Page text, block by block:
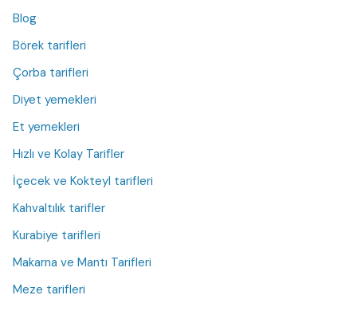
Blog
Börek tarifleri
Çorba tarifleri
Diyet yemekleri
Et yemekleri
Hızlı ve Kolay Tarifler
İçecek ve Kokteyl tarifleri
Kahvaltılık tarifler
Kurabiye tarifleri
Makarna ve Mantı Tarifleri
Meze tarifleri